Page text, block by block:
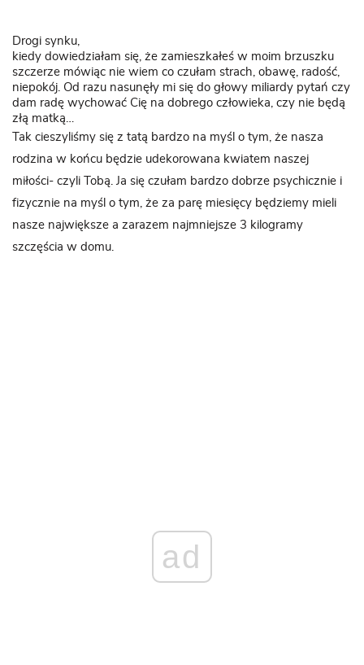
Drogi synku,
kiedy dowiedziałam się, że zamieszkałeś w moim brzuszku
szczerze mówiąc nie wiem co czułam strach, obawę, radość,
niepokój. Od razu nasunęły mi się do głowy miliardy pytań czy
dam radę wychować Cię na dobrego człowieka, czy nie będą
złą matką…
Tak cieszyliśmy się z tatą bardzo na myśl o tym, że nasza
rodzina w końcu będzie udekorowana kwiatem naszej
miłości- czyli Tobą. Ja się czułam bardzo dobrze psychicznie i
fizycznie na myśl o tym, że za parę miesięcy będziemy mieli
nasze największe a zarazem najmniejsze 3 kilogramy
szczęścia w domu.
ad